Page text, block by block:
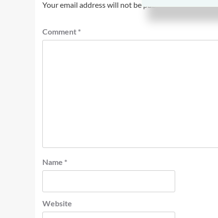
Your email address will not be published.Required
Comment *
Name *
Website